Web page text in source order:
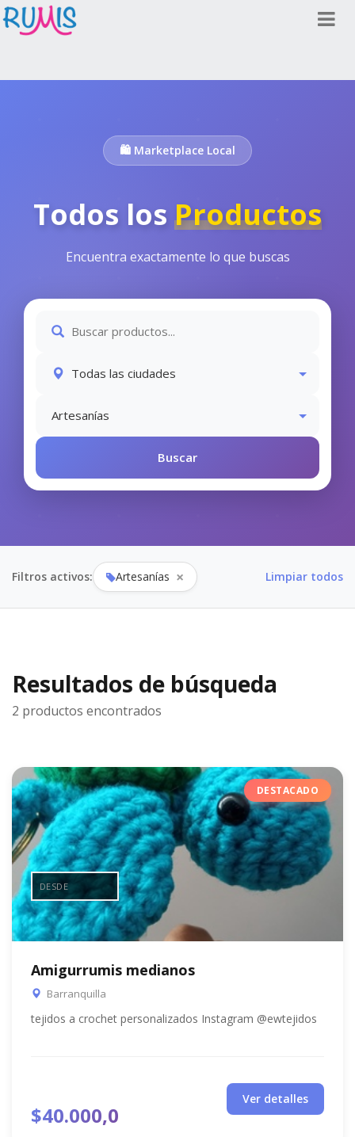
🛍️ Marketplace Local
Todos los Productos
Encuentra exactamente lo que buscas
Filtros activos: Artesanías × Limpiar todos
Resultados de búsqueda
2 productos encontrados
DESTACADO
Amigurrumis medianos
Barranquilla
tejidos a crochet personalizados Instagram @ewtejidos
DESDE
$40.000,0
Ver detalles